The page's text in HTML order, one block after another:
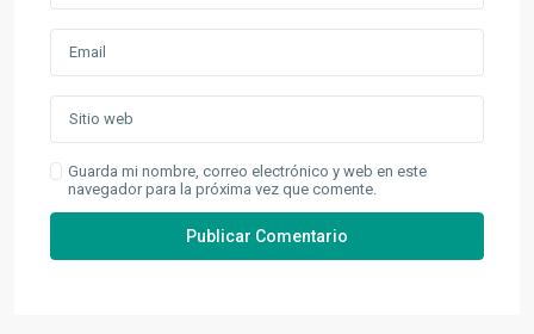
Guarda mi nombre, correo electrónico y web en este
navegador para la próxima vez que comente.